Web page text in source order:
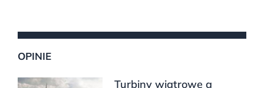
OPINIE
Turbiny wiatrowe a